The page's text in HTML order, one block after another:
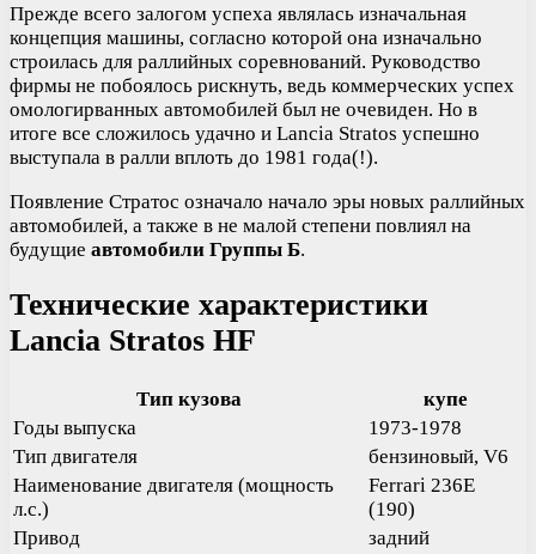
Прежде всего залогом успеха являлась изначальная
концепция машины, согласно которой она изначально
строилась для раллийных соревнований. Руководство
фирмы не побоялось рискнуть, ведь коммерческих успех
омологирванных автомобилей был не очевиден. Но в
итоге все сложилось удачно и Lancia Stratos успешно
выступала в ралли вплоть до 1981 года(!).
Появление Стратос означало начало эры новых раллийных
автомобилей, а также в не малой степени повлиял на
будущие автомобили Группы Б.
Технические характеристики
Lancia Stratos HF
Тип кузова
купе
Годы выпуска
1973-1978
Тип двигателя
бензиновый, V6
Наименование двигателя (мощность
л.с.)
Ferrari 236E
(190)
Привод
задний